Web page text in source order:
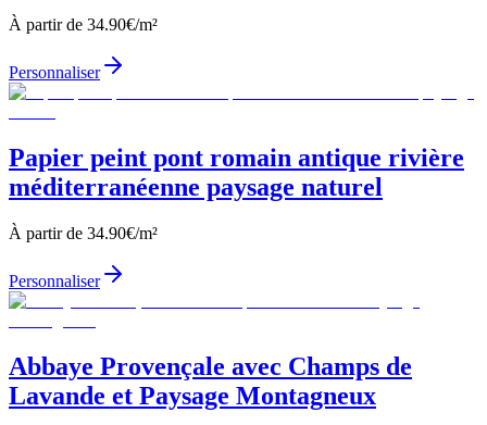
À partir de 34.90€/m²
Personnaliser
Papier peint pont romain antique rivière
méditerranéenne paysage naturel
À partir de 34.90€/m²
Personnaliser
Abbaye Provençale avec Champs de
Lavande et Paysage Montagneux